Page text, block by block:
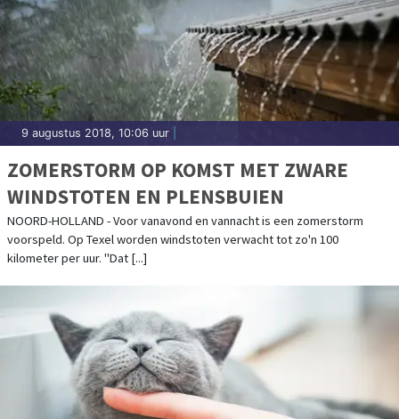
9 augustus 2018, 10:06 uur
ZOMERSTORM OP KOMST MET ZWARE
WINDSTOTEN EN PLENSBUIEN
NOORD-HOLLAND - Voor vanavond en vannacht is een zomerstorm
voorspeld. Op Texel worden windstoten verwacht tot zo'n 100
kilometer per uur. "Dat [...]